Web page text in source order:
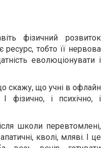
фізичний розвиток
ресурс, тобто її нервова
еволюціонувати і
скажу, що учні в офлайн
фізично, і психічно, і
школи перевтомлені,
кволі, мляві. І це